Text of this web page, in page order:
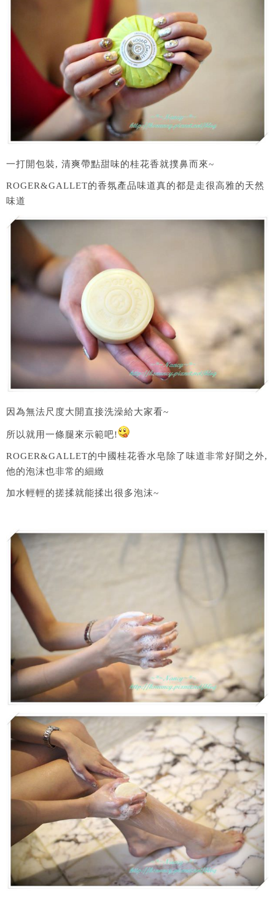
一打開包裝, 清爽帶點甜味的桂花香就撲鼻而來~
ROGER&GALLET的香氛產品味道真的都是走很高雅的天然
味道
因為無法尺度大開直接洗澡給大家看~
所以就用一條腿來示範吧!
ROGER&GALLET的中國桂花香水皂除了味道非常好聞之外,
他的泡沫也非常的細緻
加水輕輕的搓揉就能揉出很多泡沫~